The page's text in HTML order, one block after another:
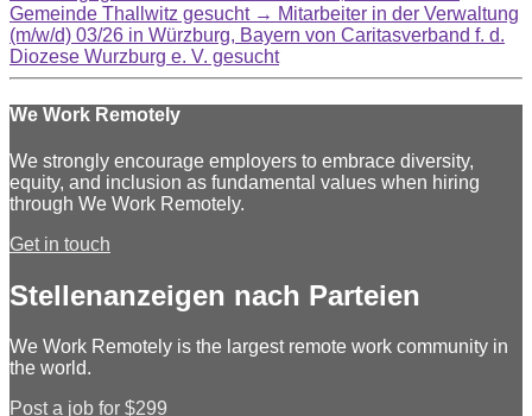
Gemeinde Thallwitz gesucht → Mitarbeiter in der Verwaltung
(m/w/d) 03/26 in Würzburg, Bayern von Caritasverband f. d.
Diozese Wurzburg e. V. gesucht
We Work Remotely
We strongly encourage employers to embrace diversity,
equity, and inclusion as fundamental values when hiring
through We Work Remotely.
Get in touch
Stellenanzeigen nach Parteien
We Work Remotely is the largest remote work community in
the world.
Post a job for $299